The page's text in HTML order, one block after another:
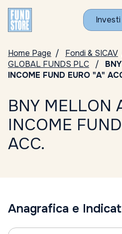
Investi
Home Page Fondi & SICAV
GLOBAL FUNDS PLC
INCOME FUND EURO "A"
BNY MELLON
INCOME
ACC.
Anagrafica e